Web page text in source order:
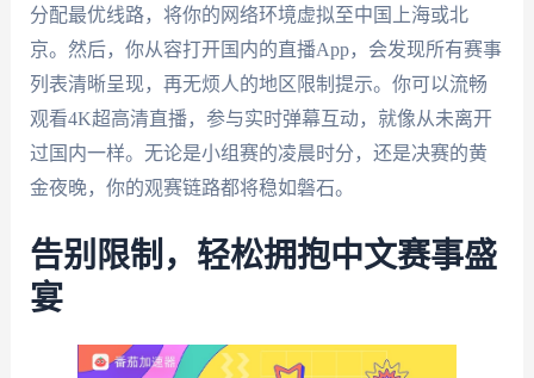
分配最优线路，将你的网络环境虚拟至中国上海或北
京。然后，你从容打开国内的直播App，会发现所有赛事
列表清晰呈现，再无烦人的地区限制提示。你可以流畅
观看4K超高清直播，参与实时弹幕互动，就像从未离开
过国内一样。无论是小组赛的凌晨时分，还是决赛的黄
金夜晚，你的观赛链路都将稳如磐石。
告别限制，轻松拥抱中文赛事盛
宴